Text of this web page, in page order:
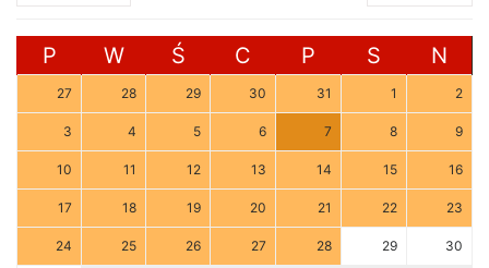
P W Ś C P S N
27 28 29 30 31 1 2
3 4 5 6 7 8 9
10 11 12 13 14 15 16
17 18 19 20 21 22 23
24 25 26 27 28 29 30